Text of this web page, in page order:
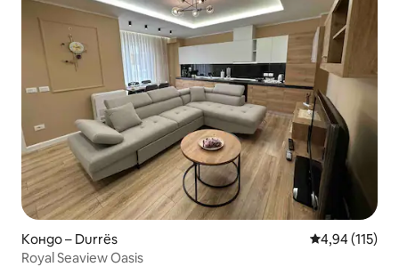
Кондо – Durrës Средна
4,94 (115)
Royal Seaview Oasis